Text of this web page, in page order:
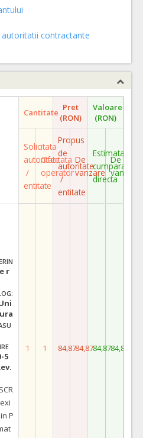
contractante
Cantitate Pret
(RON)
Valoare
(RON)
Solicitata
autoritate
/
entitate
Ofertata
operator
Propus
de
autoritate
/
entitate
De
vanzare
Estimata
cumparare
directa
De
vanzare
r
5
P
1 1 84,8784,8784,8784,87